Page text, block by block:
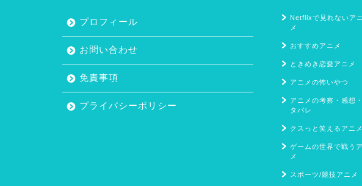
プロフィール
お問い合わせ
免責事項
プライバシーポリシー
Netflixで見れないアニ
メ
おすすめアニメ
ときめき恋愛アニメ
アニメの怖いやつ
アニメの考察・感想
タバレ
クスっと笑えるアニメ
ゲームの世界で戦う
メ
スポーツ/競技アニメ